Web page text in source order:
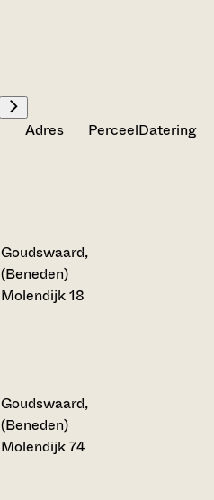
Adres PerceelDatering
Goudswaard,
(Beneden)
Molendijk 18
Goudswaard,
(Beneden)
Molendijk 74